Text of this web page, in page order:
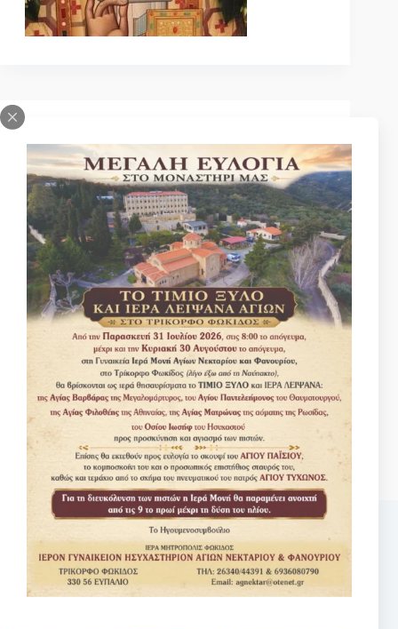
Βίοι Αγίων
Γέροντας Νεκτάριος Μουλατσιώτης
Διάφορα ψυχωφελή κείμενα
Κάτι ενδιαφέρον
Νέα – Ανακοινώσεις
Πανηγύρεις Αγίων
Πρός αναγνώστες επιστολή
Σοφά Μηνύματα
Ωφέλιμα βίντεο
Αναζητηση
No
results
Σχετικά κείμενα